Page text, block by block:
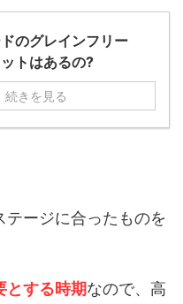
のグレインフリー
トはあるの?
続きを見る
ージに合ったものを
とする時期なので、高